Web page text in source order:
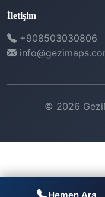
İletişim
+908503030806
© 2026